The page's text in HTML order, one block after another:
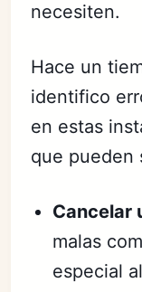
necesiten.
Hace un
identifico
en estas
que pueden
Cancelar
malas
especial